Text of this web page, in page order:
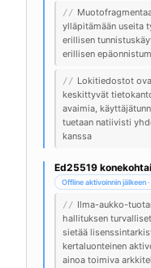
//
ylläpitämään useita
erillisen
erillisen
// Lokitiedostot
keskittyvät
avaimia,
tuetaan natiivisti
kanssa
Ed25519
Offline aktivoinnin jälkeen
// Ilma-aukko-
hallituksen
sietää
kertaluonteinen
ainoa toimiva